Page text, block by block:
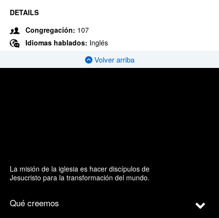
DETAILS
Congregación: 107
Idiomas hablados: Inglés
Volver arriba
La misión de la iglesia es hacer discípulos de
Jesucristo para la transformación del mundo.
Qué creemos